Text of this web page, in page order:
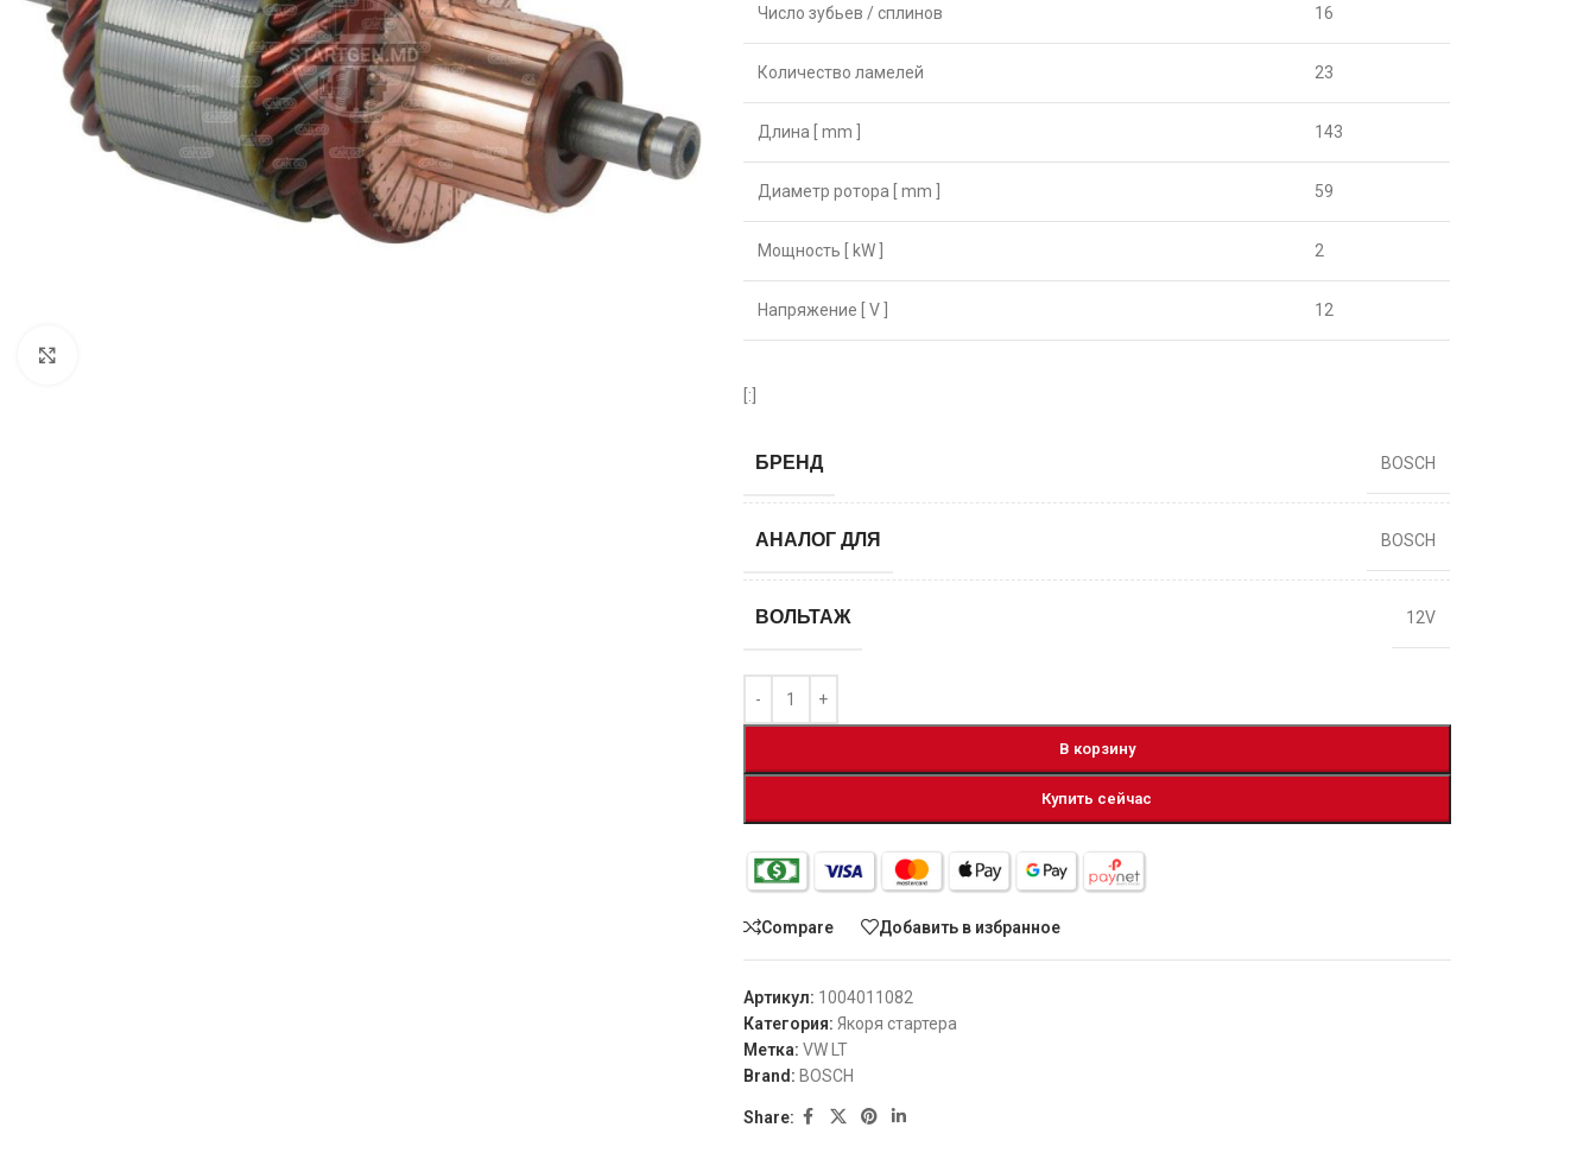
Число зубьев / сплинов 16
Количество ламелей 23
Длина [ mm ] 143
Диаметр ротора [ mm ] 59
Мощность [ kW ] 2
Напряжение [ V ] 12
[:]
БРЕНД BOSCH
АНАЛОГ ДЛЯ BOSCH
ВОЛЬТАЖ 12V
В корзину
Купить сейчас
Compare Добавить в избранное
Артикул: 1004011082
Категория: Якоря стартера
Метка: VW LT
Brand: BOSCH
Share: